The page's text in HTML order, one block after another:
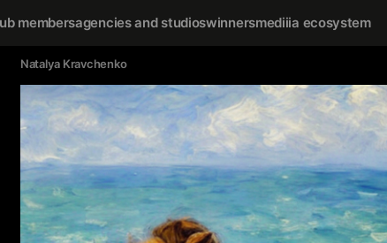
membersagencies and studioswinnersmediiia ecosystem
Natalya Kravchenko